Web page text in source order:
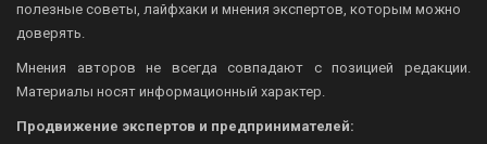
полезные советы, лайфхаки и мнения экспертов, которым можно
доверять.
Мнения авторов не всегда совпадают с позицией редакции.
Материалы носят информационный характер.
Продвижение экспертов и предпринимателей: